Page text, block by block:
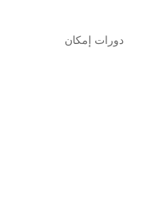
دورات إمكان